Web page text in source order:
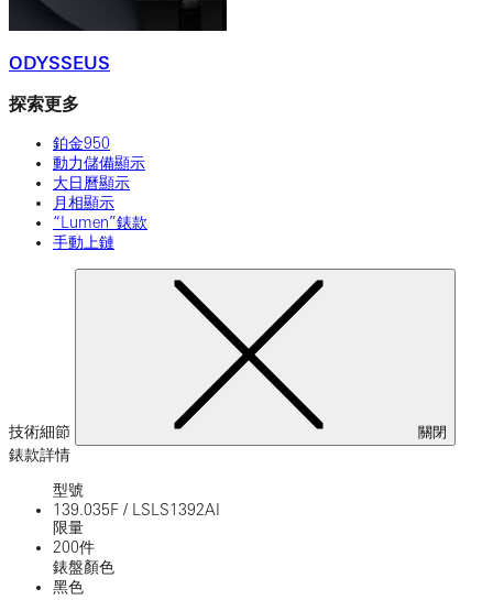
ODYSSEUS
探索更多
鉑金950
動力儲備顯示
大日曆顯示
月相顯示
“Lumen”錶款
手動上鏈
技術細節 關閉
錶款詳情
型號
139.035F /
LSLS1392AI
限量
200件
錶盤顏色
黑色